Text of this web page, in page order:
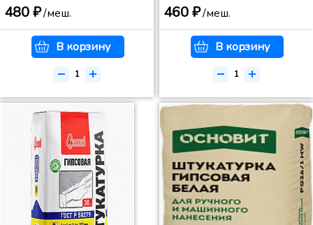
480 ₽/меш.
В корзину
460 ₽/меш.
В корзину